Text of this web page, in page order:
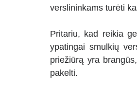
verslininkams turėti
Pritariu, kad reikia
ypatingai smulkių
priežiūrą yra
pakelti.